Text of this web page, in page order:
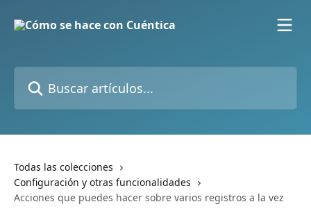
Todas las colecciones
Configuración y otras funcionalidades
Acciones que puedes hacer sobre varios registros a la vez